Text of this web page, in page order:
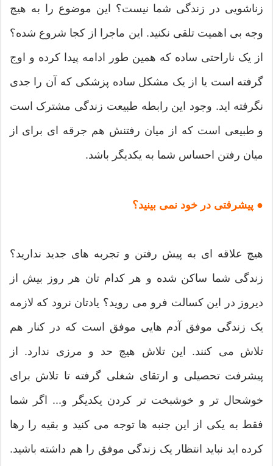
زناشویی در زندگی شما نیست؟ این موضوع را به هیچ
وجه بی اهمیت تلقی نکنید. این ماجرا از کجا شروع شده؟
از یک ناراحتی ساده که همین طور ادامه پیدا کرده و اوج
گرفته است یا از یک مشکل ساده پزشکی که آن را جدی
نگرفته اید. وجود این رابطه طبیعت زندگی مشترک است
و طبیعی است که از میان رفتنش هم جرقه ای برای از
میان رفتن احساس شما به یکدیگر باشد.
● پیشرفتی در خود نمی بینید؟
هیچ علاقه ای به پیش رفتن و تجربه های جدید ندارید؟
زندگی شما ساکن شده و هر کدام تان هر روز بیش از
دیروز در این کسالت فرو می روید؟ یادتان نرود که لازمه
یک زندگی موفق آدم هایی موفق است که در کنار هم
تلاش می کنند. این تلاش هیچ حد و مرزی ندارد. از
پیشرفت تحصیلی و ارتقای شغلی گرفته تا تلاش برای
خوشحال تر و خوشبخت تر کردن یکدیگر و... اگر شما
فقط به یکی از این جنبه ها توجه می کنید و بقیه را رها
کرده اید نباید انتظار یک زندگی موفق را هم داشته باشید.